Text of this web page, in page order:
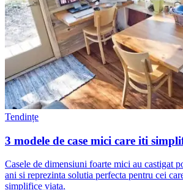
Tendințe
3 modele de case mici care iti
Casele de dimensiuni foarte mici au castigat
ani si reprezinta solutia perfecta pentru cei
simplifice viata.